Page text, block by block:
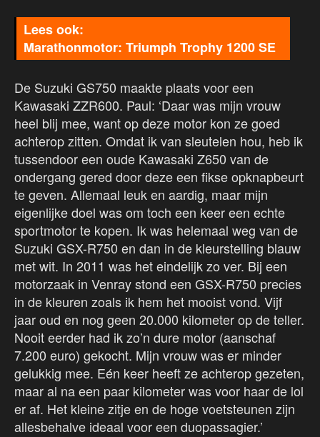
Marathonmotor: Triumph Trophy 1200 SE
De Suzuki GS750 maakte plaats voor een
Kawasaki ZZR600. Paul: ‘Daar was mijn vrouw
heel blij mee, want op deze motor kon ze goed
achterop zitten. Omdat ik van sleutelen hou, heb ik
tussendoor een oude Kawasaki Z650 van de
ondergang gered door deze een fikse opknapbeurt
te geven. Allemaal leuk en aardig, maar mijn
eigenlijke doel was om toch een keer een echte
sportmotor te kopen. Ik was helemaal weg van de
Suzuki GSX-R750 en dan in de kleurstelling blauw
met wit. In 2011 was het eindelijk zo ver. Bij een
motorzaak in Venray stond een GSX-R750 precies
in de kleuren zoals ik hem het mooist vond. Vijf
jaar oud en nog geen 20.000 kilometer op de teller.
Nooit eerder had ik zo’n dure motor (aanschaf
7.200 euro) gekocht. Mijn vrouw was er minder
gelukkig mee. Eén keer heeft ze achterop gezeten,
maar al na een paar kilometer was voor haar de lol
er af. Het kleine zitje en de hoge voetsteunen zijn
allesbehalve ideaal voor een duopassagier.’